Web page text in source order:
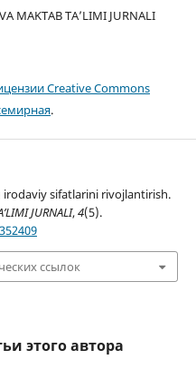
MAKTAB TA’LIMI JURNALI
Creative Commons
.
sifatlarini rivojlantirish.
JURNALI,4(5).
ссылок
этого автора